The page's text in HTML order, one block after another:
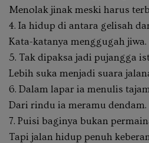
Menolak jinak meski harus
4. Ia hidup di antara gelisah
Kata-katanya menggugah jiwa.
5. Tak dipaksa jadi pujangga
Lebih suka menjadi suara
6. Dalam lapar ia menulis
Dari rindu ia meramu dendam.
7. Puisi baginya bukan
Tapi jalan hidup penuh